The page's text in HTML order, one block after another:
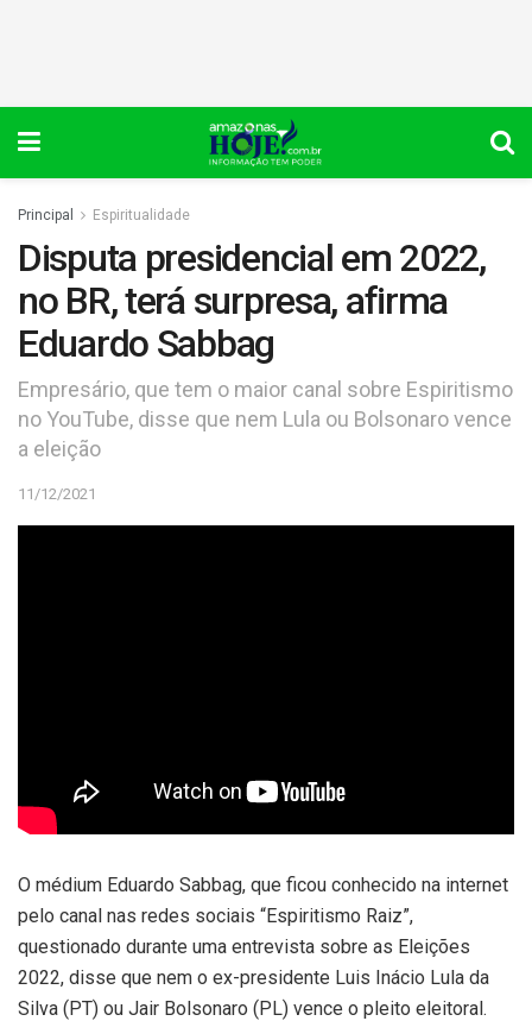
Principal Espiritualidade
Disputa presidencial em 2022,
no BR, terá surpresa, afirma
Eduardo Sabbag
Empresário, que tem o maior canal sobre Espiritismo
no YouTube, disse que nem Lula ou Bolsonaro vence
a eleição
11/12/2021
O médium Eduardo Sabbag, que ficou conhecido na internet
pelo canal nas redes sociais “Espiritismo Raiz”,
questionado durante uma entrevista sobre as Eleições
2022, disse que nem o ex-presidente Luis Inácio Lula da
Silva (PT) ou Jair Bolsonaro (PL) vence o pleito eleitoral.